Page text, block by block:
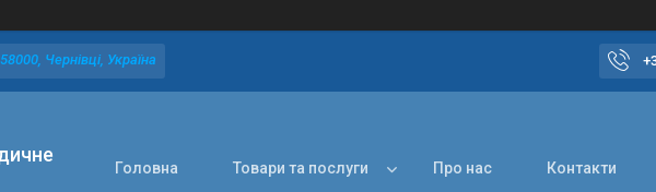
Чернівці, Україна
Головна Товари та послуги Про нас Контакти